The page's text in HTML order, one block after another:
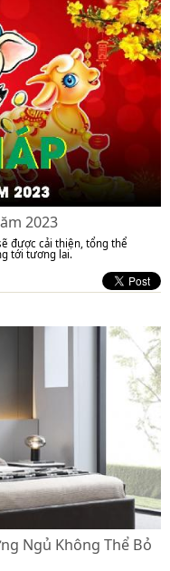
2023
được cải thiện, tổng thể
tới tương lai.
Ngủ Không Thể Bỏ